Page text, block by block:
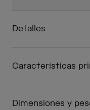
Detalles
Características
Dimensiones y